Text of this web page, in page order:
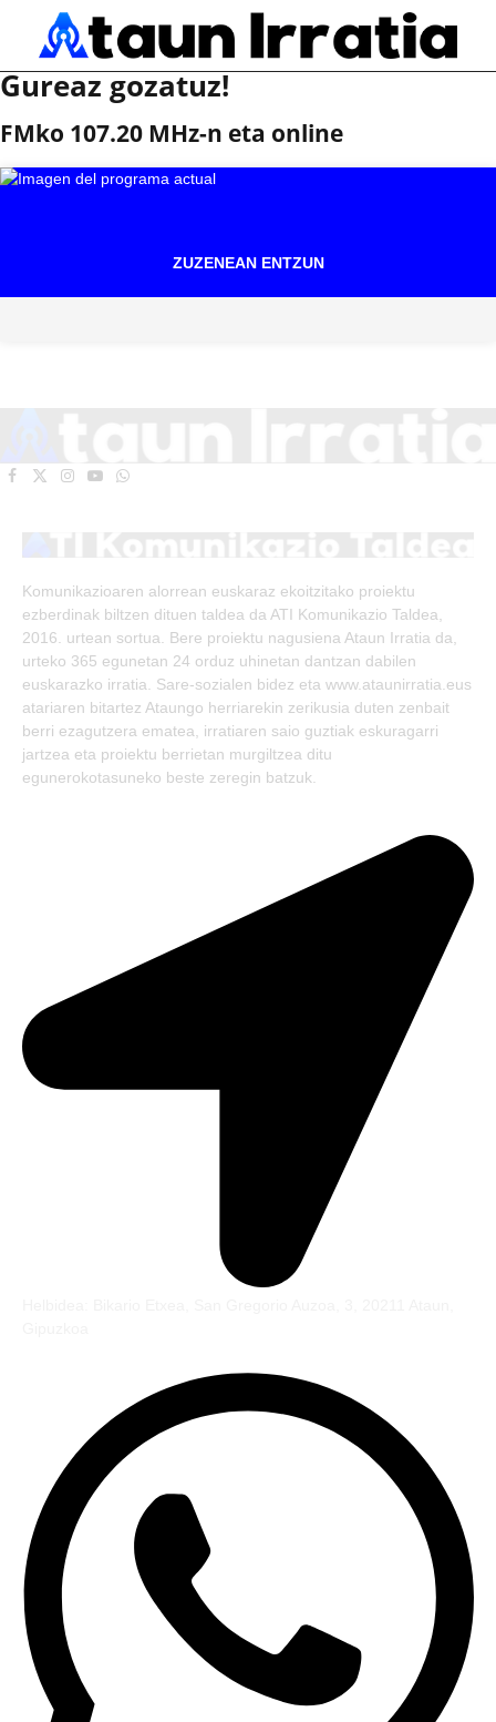
Gureaz gozatuz!
FMko 107.20 MHz-n eta online
ZUZENEAN ENTZUN
Facebook
X
Instagram
YouTubeWhatsApp
Komunikazioaren alorrean euskaraz ekoitzitako proiektu
ezberdinak biltzen dituen taldea da ATI Komunikazio Taldea,
2016. urtean sortua. Bere proiektu nagusiena Ataun Irratia da,
urteko 365 egunetan 24 orduz uhinetan dantzan dabilen
euskarazko irratia. Sare-sozialen bidez eta www.ataunirratia.eus
atariaren bitartez Ataungo herriarekin zerikusia duten zenbait
berri ezagutzera ematea, irratiaren saio guztiak eskuragarri
jartzea eta proiektu berrietan murgiltzea ditu
egunerokotasuneko beste zeregin batzuk.